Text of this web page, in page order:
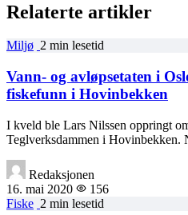
Relaterte artikler
Miljø 2 min lesetid
Vann- og avløpsetaten i
fiskefunn i Hovinbekken
I kveld ble Lars Nilssen oppringt
Teglverksdammen i
Redaksjonen
16. mai 2020
156
Fiske 2 min lesetid